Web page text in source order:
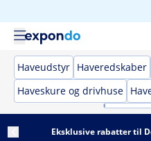
Haveudstyr Haveredskaber
Haveskure og drivhuse
Eksklusive rabatter til